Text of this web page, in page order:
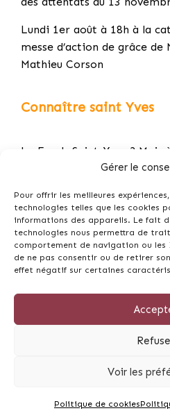
Gérer le
Pour offrir les meilleures
technologies telles que les cookies
informations des appareils. Le fait
technologies nous permettra de
comportement de navigation ou
de ne pas consentir ou de retirer
effet négatif sur certaines
Voir les
Politique de cookies
Lundi 1er août à 18h à la
messe d’action de grâce
Mathieu Corson
Connaître saint Yves
Le Fonds Saint-Yves ? Mais
le P…
Remise du Prix Saint-Yves
en la…
Prier 15 jours avec saint
L’actualité de saint Yves
© 2026 Fonds St-Yves - Tous
Réalisation du Site